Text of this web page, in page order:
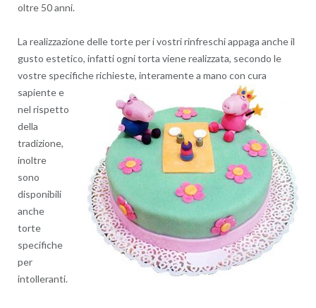
oltre 50 anni.
La realizzazione delle torte per i vostri rinfreschi appaga anche il
gusto estetico, infatti ogni torta viene realizzata, secondo le
vostre specificherichieste, interamente a mano con cura
sapiente e
nel rispetto
della
tradizione,
inoltre
sono
disponibili
anche
torte
specifiche
per
intolleranti.